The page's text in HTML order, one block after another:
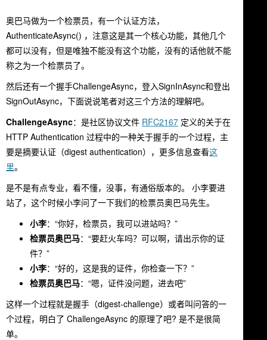
奥巴马做为一个检票员，有一个认证方法，
AuthenticateAsync() ，注意这是其一个核心功能，其他几个
都可以没有，但是唯独不能没有这个功能，没有的话他就不能
称之为一个检票员了。
然后还有一个握手ChallengeAsync，登入SignInAsync和登出
SignOutAsync，下面说说笔者对这三个方法的理解吧。
ChallengeAsync：是社区协议文件 RFC2167 定义的关于在
HTTP Authentication 过程中的一种关于握手的一个过程，主
要是摘要认证（digest authentication），更多信息查看这
里。
是不是有点专业，看不懂，没事，有通俗版本的。 小李要进
站了，这个时候小李问了一下我们的检票员奥巴马先生。
小李：“你好，检票员，我可以进站吗？”
检票员奥巴马：“要赶火车吗？可以啊，请出示你的证
件？”
小李：“好的，这是我的证件，你检查一下？”
检票员奥巴马：“嗯，证件没问题，进去吧”
这样一个过程就是握手（digest-challenge）或者叫问答的一
个过程，明白了 ChallengeAsync 的原理了吧? 是不是很简
单。